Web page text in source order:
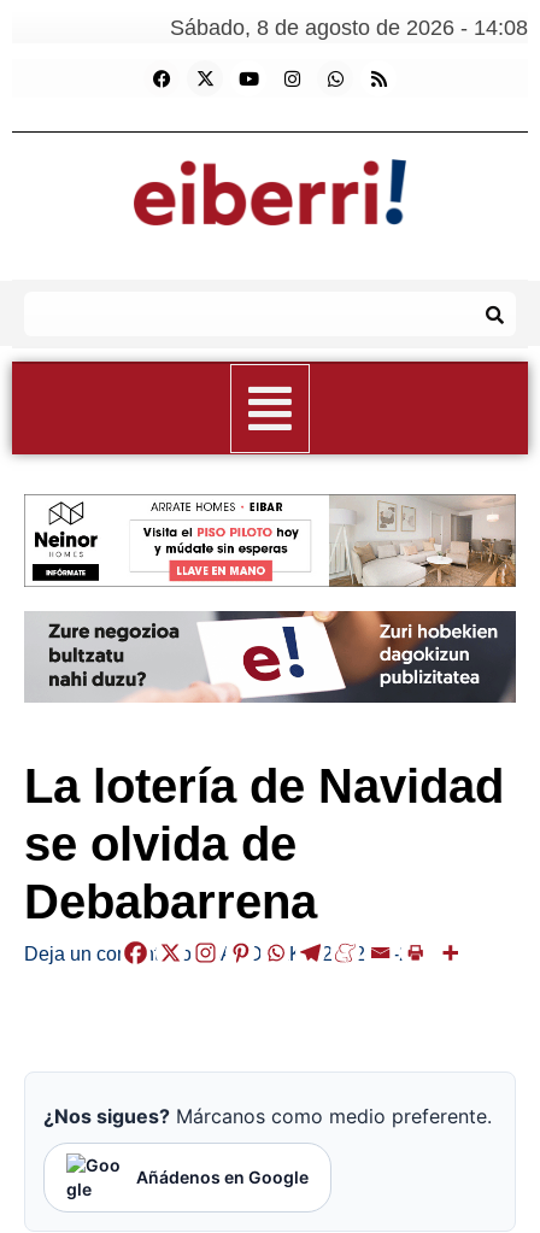
Sábado, 8 de agosto de 2026 - 14:08
La lotería de Navidad
se olvida de
Debabarrena
Deja un comentario /GABONAK,/2022-12-22
¿Nos sigues? Márcanos como medio preferente.
Añádenos en Google